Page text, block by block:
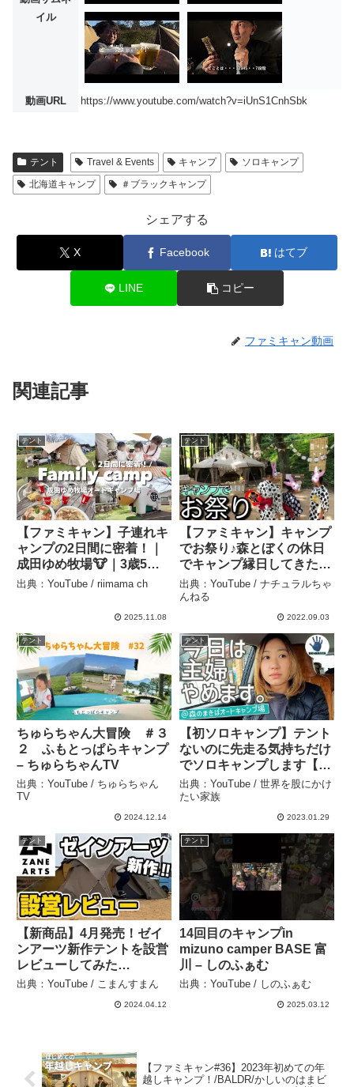
イル
動画URL https://www.youtube.com/watch?v=iUnS1CnhSbk
テント Travel & Events キャンプ
ソロキャンプ
北海道キャンプ
＃ブラックキャンプ
シェアする
X Facebook はてブ
LINE コピー
ファミキャン動画
関連記事
テント
【ファミキャン】子連れキ
ャンプの2日間に密着！｜
成田ゆめ牧場🐮｜3歳5歳
とのリアルな過ごし方🏕️ –
出典：YouTube / riimama ch
2025.11.08
テント
【ファミキャン】キャンプ
でお祭り♪森とぼくの休日
でキャンプ縁日してきたよ
☆高原なのでちょっと？は
涼しい夏キャンでしたwフ
ァミリーキャンプ△ – ナチ
出典：YouTube / ナチュラルちゃ
んねる
2022.09.03
テント
ちゅらちゃん大冒険 ＃３
２ ふもとっぱらキャンプ
– ちゅらちゃんTV
出典：YouTube / ちゅらちゃん
TV
2024.12.14
テント
【初ソロキャンプ】テント
ないのに先走る気持ちだけ
でソロキャンプします【森
のまきばオートキャンプ
場】 – 世界を股にかけたい
出典：YouTube / 世界を股にかけ
たい家族
2023.01.29
テント
【新商品】4月発売！ゼイ
ンアーツ新作テントを設営
レビューしてみた
【KUKU2】 – こまんすま
出典：YouTube / こまんすまん
2024.04.12
テント
14回目のキャンプin
mizuno camper BASE 富
川 – しのふぁむ
出典：YouTube / しのふぁむ
2025.03.12
【ファミキャン#36】2023年初めての年
越しキャンプ！/BALDR/かしいのはまビ